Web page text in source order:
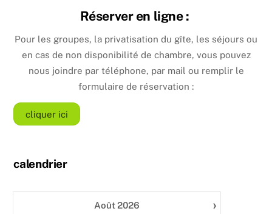
Réserver en ligne :
Pour les groupes, la privatisation du gîte, les séjours ou
en cas de non disponibilité de chambre, vous pouvez
nous joindre par téléphone, par mail ou remplir le
formulaire de réservation :
cliquer ici
calendrier
›
Août 2026